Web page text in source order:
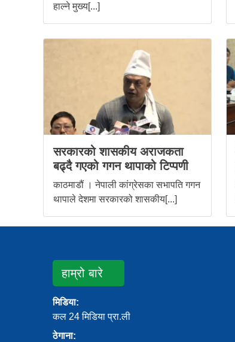
हाल्ने मुख्य[...]
सरकारको शासकीय अराजकता
बढ्दै गएको गगन थापाको टिप्पणी
काठमाडौं । नेपाली कांग्रेसका सभापति गगन
थापाले देशमा सरकारको शासकीय[...]
हाम्रो बारे
मिडिया:
कल 24 मिडिया प्रा.ली
ठेगाना: